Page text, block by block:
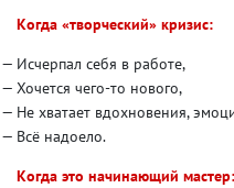
Когда «творческий» кризис:
Исчерпал себя в работе,
Хочется чего-то нового,
Не хватает вдохновения,
Всё надоело.
Когда это начинающий мастер: